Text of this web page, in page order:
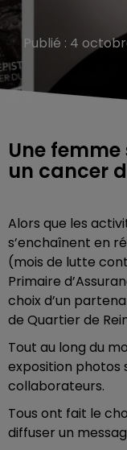
Publié : 4
Une
un cancer
Alors que les
s’enchaînent en
(mois de lutte
Primaire
choix d’un
de Quartier de
Tout au long du
exposition photos
collaborateurs.
Tous ont fait le
diffuser un